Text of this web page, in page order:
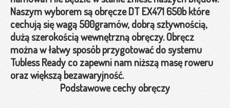
Naszym wyborem są obręcze DT EX471 650b które
cechują się wagą 500gramów, dobrą sztywnością,
dużą szerokością wewnętrzną obręczy. Obręcz
można w łatwy sposób przygotować do systemu
Tubless Ready co zapewni nam niższą masę roweru
oraz większą bezawaryjność.
Podstawowe cechy obręczy